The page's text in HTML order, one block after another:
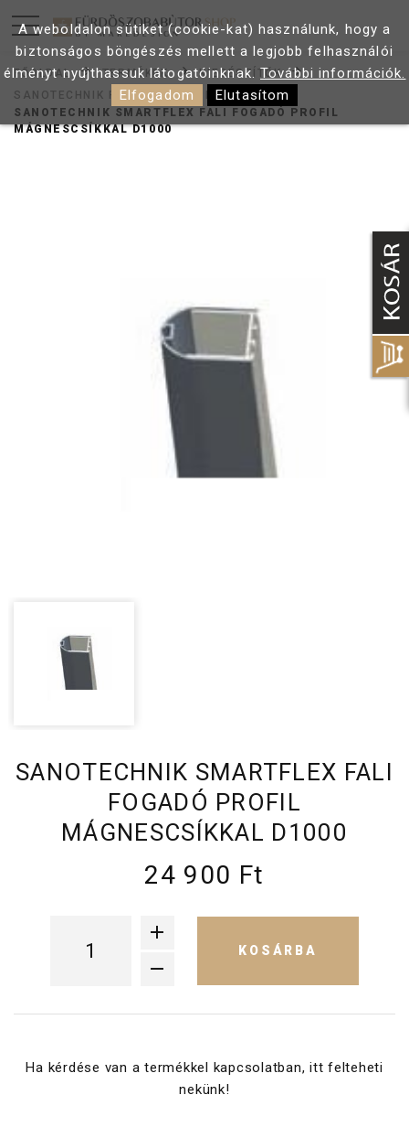
FŐOLDAL TERMÉKEK
KIEGÉSZÍTŐK
SANOTECHNIK FALI FOGADÓ PROFILOK
SANOTECHNIK SMARTFLEX FALI FOGADÓ PROFIL
MÁGNESCSÍKKAL D1000
SANOTECHNIK SMARTFLEX FALI
FOGADÓ PROFIL
MÁGNESCSÍKKAL D1000
24 900 Ft
KOSÁRBA
Ha kérdése van a termékkel kapcsolatban, itt felteheti
nekünk!
A weboldalon sütiket (cookie-kat) használunk, hogy a
biztonságos böngészés mellett a legjobb felhasználói
élményt nyújthassuk látogatóinknak.További információk.
Elfogadom
Elutasítom